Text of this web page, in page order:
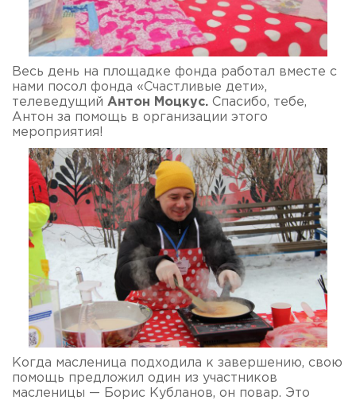
Весь день на площадке фонда работал вместе с
нами посол фонда «Счастливые дети»,
телеведущий Антон Моцкус. Спасибо, тебе,
Антон за помощь в организации этого
мероприятия!
Когда масленица подходила к завершению, свою
помощь предложил один из участников
масленицы — Борис Кубланов, он повар. Это